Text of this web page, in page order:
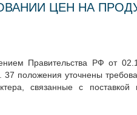
ЦЕН НА
Правительства РФ от
положения уточнены
связанные с поставкой